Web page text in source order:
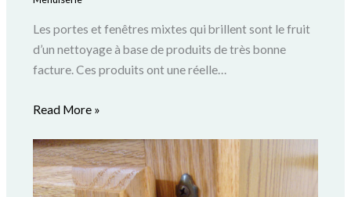
Les portes et fenêtres mixtes qui brillent sont le fruit
d’un nettoyage à base de produits de très bonne
facture. Ces produits ont une réelle…
Read More »